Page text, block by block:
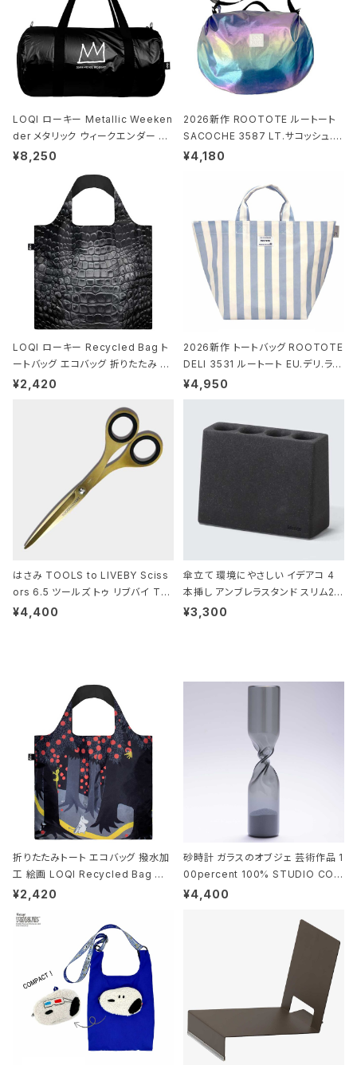
LOQI ローキー Metallic Weeken
der メタリック ウィークエンダー ボ
ストンバッグ ショルダーバッグ JEAN
ck ジャン=ミッシェル・バスキア/クラ
ウン ブラック
¥8,250
2026新作 ROOTOTE ルートート
SACOCHE 3587 LT.サコッシュ.ル
ミエ-B ショルダーバッグ グロスネイ
¥4,180
LOQI ローキー Recycled Bag ト
ートバッグ エコバッグ 折りたたみ 大
きめ 撥水加工 収納ポーチ CROCO
¥2,420
2026新作 トートバッグ ROOTOTE
DELI 3531 ルートート EU.デリ.ラミ
ネート-W サックス・ホワイト
¥4,950
はさみ TOOLS to LIVEBY Sciss
ors 6.5 ツールズ トゥ リブバイ TL
010 シザーズ 6.5 ゴールド
¥4,400
傘立て 環境にやさしい イデアコ 4
本挿し アンブレラスタンド スリム2 i
deaco Umbrella Stand slim2 s
¥3,300
折りたたみトート エコバッグ 撥水加
工 絵画 LOQI Recycled Bag ロ
ーキー 大きめ トートバッグ MOOMI
¥2,420
砂時計 ガラスのオブジェ 芸術作品 1
00percent 100% STUDIO COH
AKU Timeless 100パーセント ス
¥4,400